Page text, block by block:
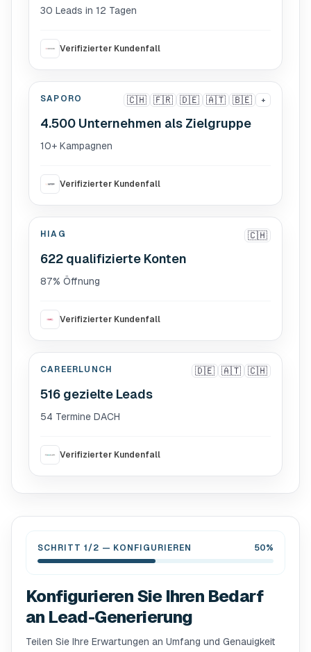
30 Leads in 12 Tagen
Verifizierter Kundenfall
SAPORO 🇨🇭 🇫🇷 🇩🇪 🇦🇹 🇧🇪 +
4.500 Unternehmen als Zielgruppe
10+ Kampagnen
Verifizierter Kundenfall
HIAG 🇨🇭
622 qualifizierte Konten
87% Öffnung
Verifizierter Kundenfall
CAREERLUNCH 🇩🇪 🇦🇹 🇨🇭
516 gezielte Leads
54 Termine DACH
Verifizierter Kundenfall
SCHRITT 1/2 — KONFIGURIEREN 50%
Konfigurieren Sie Ihren Bedarf
an Lead-Generierung
Teilen Sie Ihre Erwartungen an Umfang und Genauigkeit